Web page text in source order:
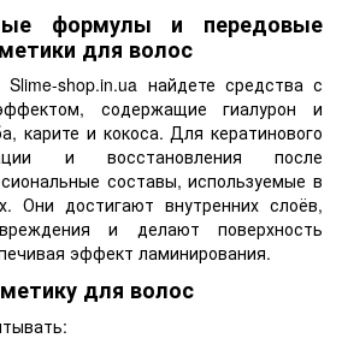
формулы и передовые
для волос
Slime-shop.in.ua найдете средства с
содержащие гиалурон и
карите и кокоса. Для кератинового
и восстановления после
составы, используемые в
Они достигают внутренних слоёв,
и делают поверхность
эффект ламинирования.
для волос